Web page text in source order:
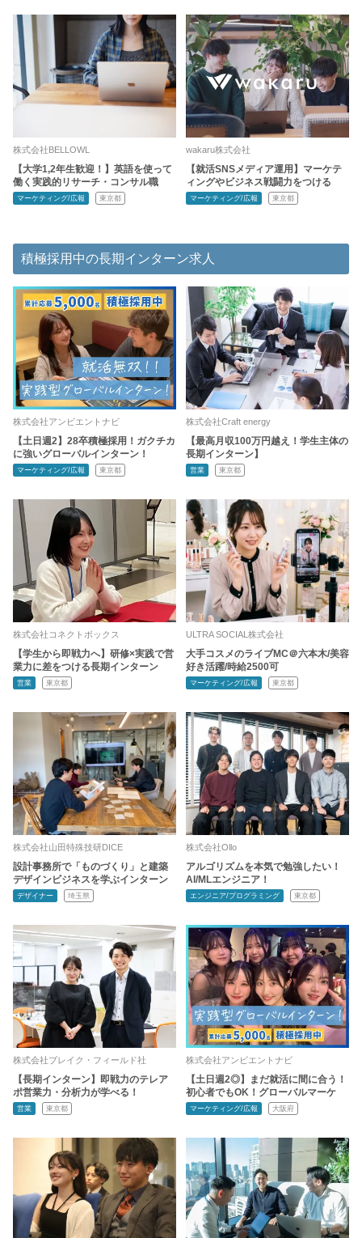
株式会社BELLOWL
【大学1,2年生歓迎！】英語を使って
働く実践的リサーチ・コンサル職
マーケティング/広報 東京都
wakaru株式会社
【就活SNSメディア運用】マーケテ
ィングやビジネス戦闘力をつける
マーケティング/広報 東京都
積極採用中の長期インターン求人
株式会社アンビエントナビ
【土日週2】28卒積極採用！ガクチカ
に強いグローバルインターン！
マーケティング/広報 東京都
株式会社Craft energy
【最高月収100万円越え！学生主体の
長期インターン】
営業 東京都
株式会社コネクトボックス
【学生から即戦力へ】研修×実践で営
業力に差をつける長期インターン
営業 東京都
ULTRA SOCIAL株式会社
大手コスメのライブMC＠六本木/美容
好き活躍/時給2500可
マーケティング/広報 東京都
株式会社山田特殊技研DICE
設計事務所で「ものづくり」と建築
デザインビジネスを学ぶインターン
デザイナー 埼玉県
株式会社Ollo
アルゴリズムを本気で勉強したい！
AI/MLエンジニア！
エンジニア/プログラミング 東京都
株式会社ブレイク・フィールド社
【長期インターン】即戦力のテレア
ポ営業力・分析力が学べる！
営業 東京都
株式会社アンビエントナビ
【土日週2◎】まだ就活に間に合う！
初心者でもOK！グローバルマーケ
マーケティング/広報 大阪府